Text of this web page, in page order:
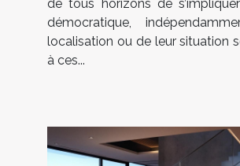
de tous horizons de
démocratique,
localisation ou de leur situation
à ces...